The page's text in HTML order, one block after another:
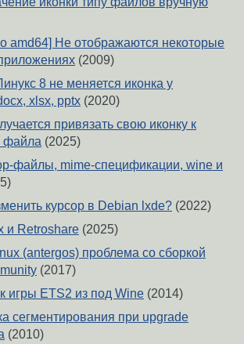
amd64] Не отображаются некоторые
(2009)
8 не меняется иконка у
xlsx, pptx (2020)
привязать свою иконку к
файла (2025)
файлы, mime-спецификации, wine и
курсор в Debian lxde? (2022)
и Retroshare (2025)
(antergos) проблема со сборкой
(2017)
игры ETS2 из под Wine (2014)
сегментирования при upgrade
(2010)